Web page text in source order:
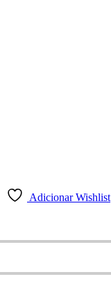
Adicionar Wishlist